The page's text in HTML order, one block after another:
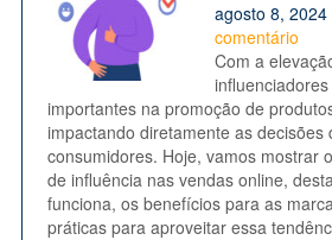
agosto 8, 2024
comentário
Com a
importantes na promoção de
impactando diretamente as decisões
consumidores. Hoje, vamos mostrar
de influência nas vendas online,
funciona, os benefícios para as
práticas para aproveitar essa